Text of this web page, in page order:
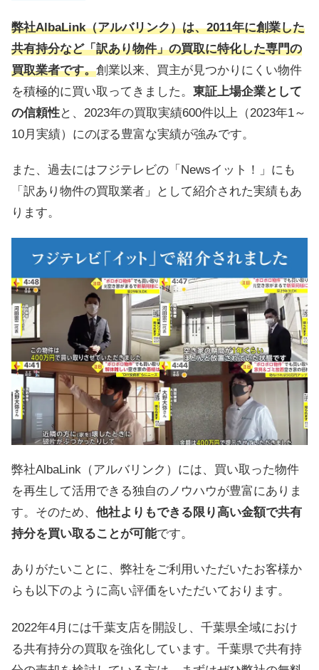
弊社AlbaLink（アルバリンク）は、2011年に創業した
共有持分など「訳あり物件」の買取に特化した専門の
買取業者です。創業以来、買主が見つかりにくい物件
を積極的に買い取ってきました。 東証上場企業として
の信頼性と、2023年の買取実績600件以上（2023年1～
10月実績）にのぼる豊富な実績が強みです。
また、過去にはフジテレビの「Newsイット！」にも
「訳あり物件の買取業者」として紹介された実績もあ
ります。
弊社AlbaLink（アルバリンク）には、買い取った物件
を再生して活用できる独自のノウハウが豊富にありま
す。そのため、 他社よりもできる限り高い金額で共有
持分を買い取ることが可能です。
ありがたいことに、弊社をご利用いただいたお客様か
らも以下のように高い評価をいただいております。
2022年4月には千葉支店を開設し、千葉県全域におけ
る共有持分の買取を強化しています。千葉県で共有持